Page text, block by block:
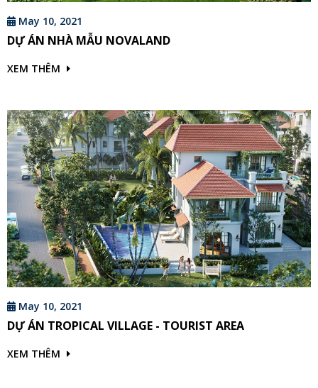
May 10, 2021
DỰ ÁN NHÀ MẪU NOVALAND
XEM THÊM
May 10, 2021
DỰ ÁN TROPICAL VILLAGE - TOURIST AREA
XEM THÊM